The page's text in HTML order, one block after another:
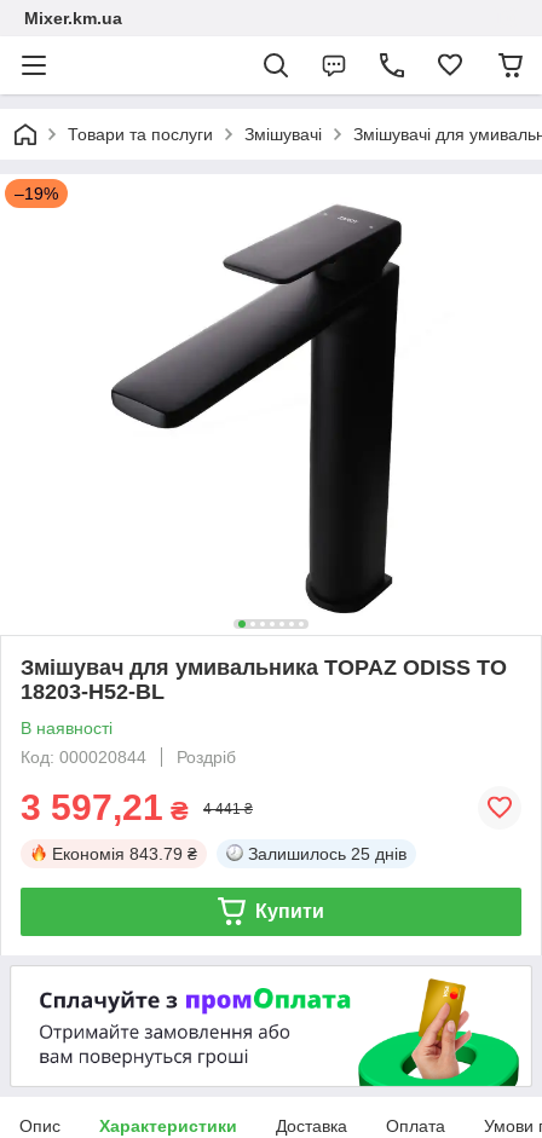
Mixer.km.ua
Товари та послуги Змішувачі Змішувачі для
–19%
Змішувач для умивальника TOPAZ ODISS TO
18203-H52-BL
В наявності
Код: 000020844
Роздріб
3 597,21 ₴ 4 441 ₴
Економія 843.79 ₴ Залишилось 25 днів
Купити
Опис Характеристики Доставка Оплата Умови